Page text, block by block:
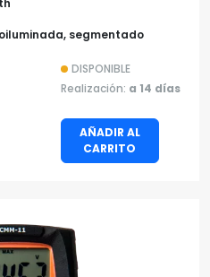
segmentado
DISPONIBLE
Realización: a 14 días
AÑADIR AL
CARRITO